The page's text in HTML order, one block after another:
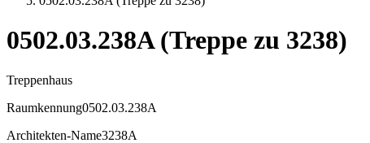
0502.03.238A (Treppe zu 3238)
Treppenhaus
Raumkennung0502.03.238A
Architekten-Name3238A